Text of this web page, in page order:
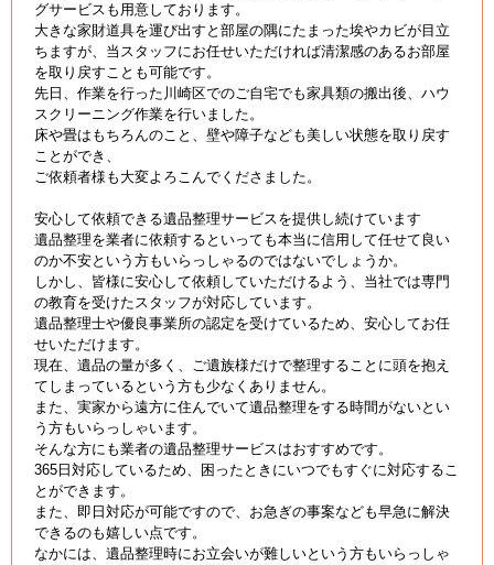
グサービスも用意しております。
大きな家財道具を運び出すと部屋の隅にたまった埃やカビが目立
ちますが、当スタッフにお任せいただければ清潔感のあるお部屋
を取り戻すことも可能です。
先日、作業を行った川崎区でのご自宅でも家具類の搬出後、ハウ
スクリーニング作業を行いました。
床や畳はもちろんのこと、壁や障子なども美しい状態を取り戻す
ことができ、
ご依頼者様も大変よろこんでくださました。
安心して依頼できる遺品整理サービスを提供し続けています
遺品整理を業者に依頼するといっても本当に信用して任せて良い
のか不安という方もいらっしゃるのではないでしょうか。
しかし、皆様に安心して依頼していただけるよう、当社では専門
の教育を受けたスタッフが対応しています。
遺品整理士や優良事業所の認定を受けているため、安心してお任
せいただけます。
現在、遺品の量が多く、ご遺族様だけで整理することに頭を抱え
てしまっているという方も少なくありません。
また、実家から遠方に住んでいて遺品整理をする時間がないとい
う方もいらっしゃいます。
そんな方にも業者の遺品整理サービスはおすすめです。
365日対応しているため、困ったときにいつでもすぐに対応するこ
とができます。
また、即日対応が可能ですので、お急ぎの事案なども早急に解決
できるのも嬉しい点です。
なかには、遺品整理時にお立会いが難しいという方もいらっしゃ